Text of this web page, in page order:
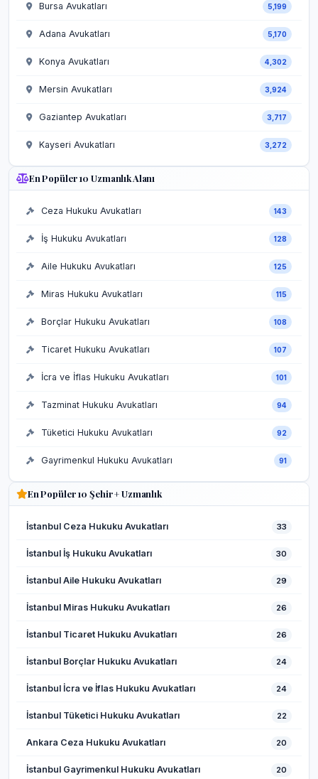
Bursa Avukatları 5,199
Adana Avukatları 5,170
Konya Avukatları 4,302
Mersin Avukatları 3,924
Gaziantep Avukatları 3,717
Kayseri Avukatları 3,272
En Popüler 10 Uzmanlık Alanı
Ceza Hukuku Avukatları 143
İş Hukuku Avukatları 128
Aile Hukuku Avukatları 125
Miras Hukuku Avukatları 115
Borçlar Hukuku Avukatları 108
Ticaret Hukuku Avukatları 107
İcra ve İflas Hukuku Avukatları 101
Tazminat Hukuku Avukatları 94
Tüketici Hukuku Avukatları 92
Gayrimenkul Hukuku Avukatları 91
En Popüler 10 Şehir + Uzmanlık
İstanbul Ceza Hukuku Avukatları 33
İstanbul İş Hukuku Avukatları 30
İstanbul Aile Hukuku Avukatları 29
İstanbul Miras Hukuku Avukatları 26
İstanbul Ticaret Hukuku Avukatları 26
İstanbul Borçlar Hukuku Avukatları 24
İstanbul İcra ve İflas Hukuku Avukatları 24
İstanbul Tüketici Hukuku Avukatları 22
Ankara Ceza Hukuku Avukatları 20
İstanbul Gayrimenkul Hukuku Avukatları 20